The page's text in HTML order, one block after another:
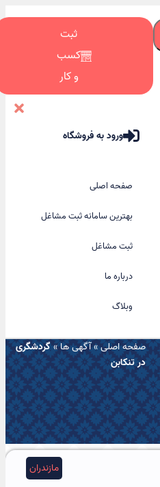
ثبت
کسب
و کار
ورود به فروشگاه
صفحه اصلی
بهترین سامانه ثبت مشاغل
ثبت مشاغل
درباره ما
وبلاگ
صفحه اصلی»آگهی ها»گردشگری
در تنکابن
مازندران